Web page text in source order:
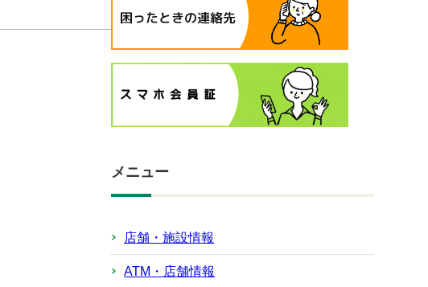
メニュー
店舗・施設情報
ATM・店舗情報